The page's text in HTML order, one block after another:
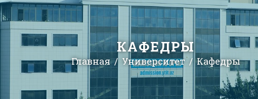
КАФЕДРЫ
Главная Университет Кафедры